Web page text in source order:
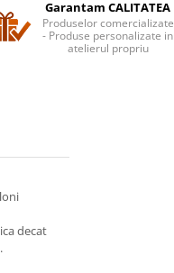
Garantam CALITATEA
Produselor comercializate
- Produse personalizate in
atelierul propriu
decat